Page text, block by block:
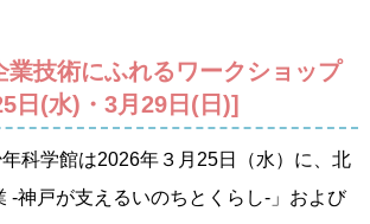
業技術にふれるワークショップ
日(水)・3月29日(日)]
科学館は2026年３月25日（水）に、北
-神戸が支えるいのちとくらし-」および